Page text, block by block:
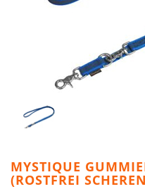
MYSTIQUE
(ROSTFREI